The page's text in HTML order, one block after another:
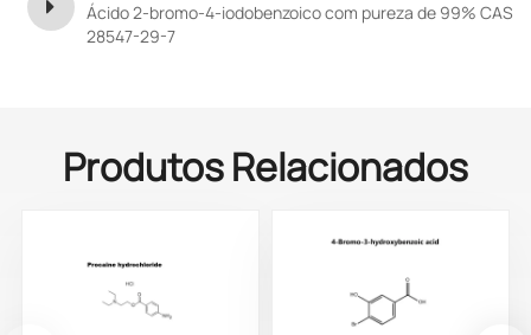
Ácido 2-bromo-4-iodobenzoico com pureza de 99% CAS
28547-29-7
Produtos Relacionados